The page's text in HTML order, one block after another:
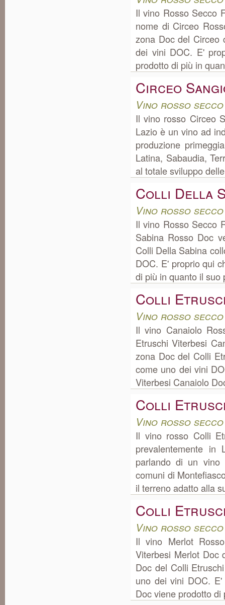
Il vino Rosso Secco
nome di Circeo
zona Doc del Circeo
dei vini DOC. E'
prodotto di più in
Circeo
Vino rosso
Il vino rosso Circeo
Lazio è un vino ad
produzione
Latina, Sabaudia,
al totale sviluppo
Colli Della
Vino rosso
Il vino Rosso Secco
Sabina Rosso Doc
Colli Della Sabina
DOC. E' proprio qui
di più in quanto il suo
Colli
Vino rosso
Il vino Canaiolo
Etruschi Viterbesi
zona Doc del Colli
come uno dei vini
Viterbesi Canaiolo
Colli
Vino rosso
Il vino rosso Colli
prevalentemente
parlando di un vino
comuni di
il terreno adatto alla
Colli
Vino rosso
Il vino Merlot
Viterbesi Merlot Doc
Doc del Colli
uno dei vini DOC.
Doc viene prodotto